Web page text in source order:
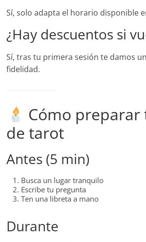
Sí, solo adapta el horario disponible
¿Hay descuentos si
Sí, tras tu primera sesión te damos
fidelidad.
Cómo preparar
de tarot
Antes (5 min)
Busca un lugar tranquilo
Escribe tu pregunta
Ten una libreta a mano
Durante